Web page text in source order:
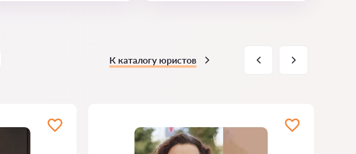
К каталогу юристов